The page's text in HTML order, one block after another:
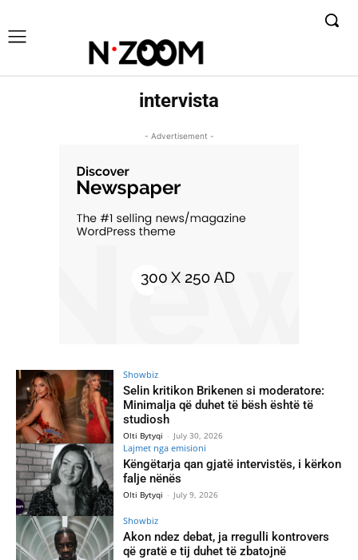
intervista
- Advertisement -
Showbiz
Selin kritikon Brikenen si moderatore:
Minimalja që duhet të bësh është të
studiosh
Olti Bytyqi - July 30, 2026
Lajmet nga emisioni
Këngëtarja qan gjatë intervistës, i kërkon
falje nënës
Olti Bytyqi - July 9, 2026
Showbiz
Akon ndez debat, ja rregulli kontrovers
që gratë e tij duhet të zbatojnë